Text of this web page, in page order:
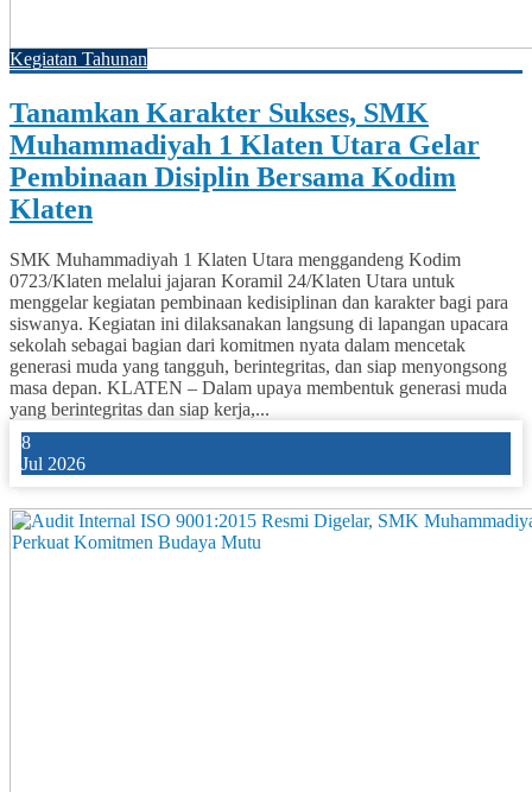
Kegiatan Tahunan
Tanamkan Karakter Sukses, SMK
Muhammadiyah 1 Klaten Utara Gelar
Pembinaan Disiplin Bersama Kodim
Klaten
SMK Muhammadiyah 1 Klaten Utara menggandeng Kodim
0723/Klaten melalui jajaran Koramil 24/Klaten Utara untuk
menggelar kegiatan pembinaan kedisiplinan dan karakter bagi para
siswanya. Kegiatan ini dilaksanakan langsung di lapangan upacara
sekolah sebagai bagian dari komitmen nyata dalam mencetak
generasi muda yang tangguh, berintegritas, dan siap menyongsong
masa depan. KLATEN – Dalam upaya membentuk generasi muda
yang berintegritas dan siap kerja,...
8
Jul 2026